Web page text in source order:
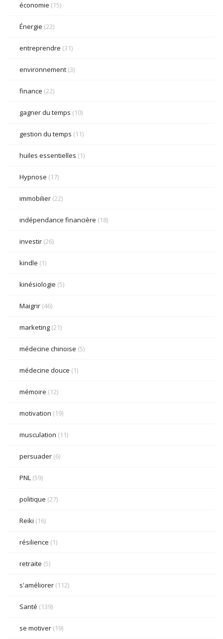
économie (15)
Énergie (22)
entreprendre (31)
environnement (3)
finance (22)
gagner du temps (10)
gestion du temps (11)
huiles essentielles (1)
Hypnose (17)
immobilier (22)
indépendance financière (18)
investir (26)
kindle (1)
kinésiologie (5)
Maigrir (46)
marketing (21)
médecine chinoise (5)
médecine douce (1)
mémoire (12)
motivation (19)
musculation (11)
persuader (6)
PNL (59)
politique (27)
Reiki (16)
résilience (1)
retraite (5)
s'améliorer (112)
Santé (139)
se motiver (19)